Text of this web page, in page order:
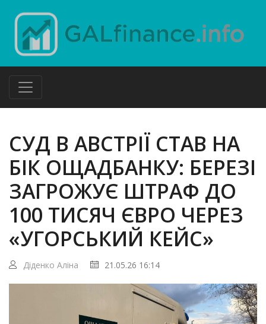
СУД В АВСТРІЇ СТАВ НА
БІК ОЩАДБАНКУ: БЕРЕЗІ
ЗАГРОЖУЄ ШТРАФ ДО
100 ТИСЯЧ ЄВРО ЧЕРЕЗ
«УГОРСЬКИЙ КЕЙС»
Діденко Аліна 21.05.26 16:14